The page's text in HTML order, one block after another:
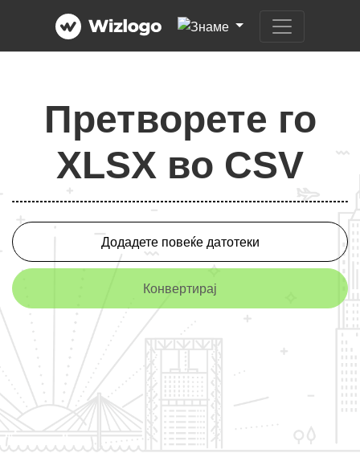
Претворете го
XLSX во CSV
Додадете повеќе датотеки
Конвертирај